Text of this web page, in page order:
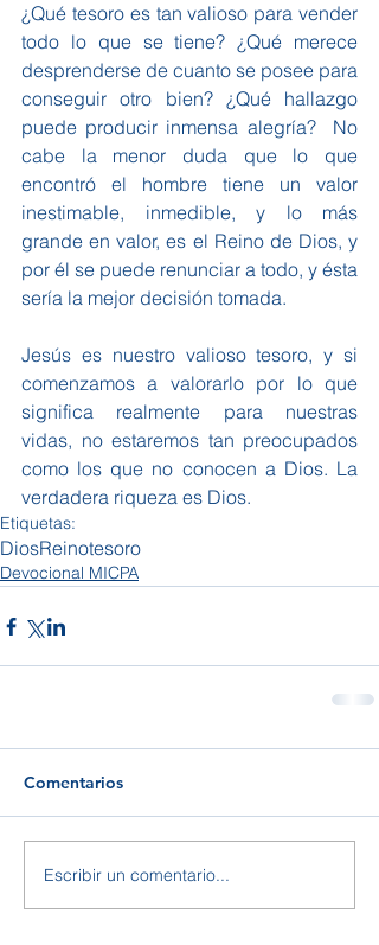
¿Qué tesoro es tan valioso para vender
todo lo que se tiene? ¿Qué merece
desprenderse de cuanto se posee para
conseguir otro bien? ¿Qué hallazgo
puede producir inmensa alegría?  No
cabe la menor duda que lo que
encontró el hombre tiene un valor
inestimable, inmedible, y lo más
grande en valor, es el Reino de Dios, y
por él se puede renunciar a todo, y ésta
sería la mejor decisión tomada.
Jesús es nuestro valioso tesoro, y si
comenzamos a valorarlo por lo que
significa realmente para nuestras
vidas, no estaremos tan preocupados
como los que no conocen a Dios. La
verdadera riqueza es Dios.
Etiquetas:
DiosReinotesoro
Devocional MICPA
Comentarios
Escribir un comentario...